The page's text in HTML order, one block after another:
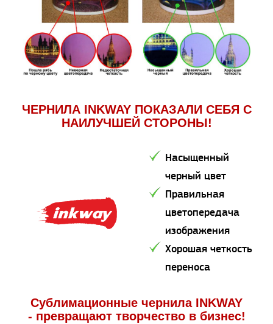
ЧЕРНИЛА INKWAY ПОКАЗАЛИ СЕБЯ С
НАИЛУЧШЕЙ СТОРОНЫ!
Насыщенный
черный цвет
Правильная
цветопередача
изображения
Хорошая четкость
переноса
Сублимационные чернила INKWAY
- превращают творчество в бизнес!